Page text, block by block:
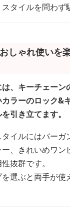
タイルを問わず
しゃれ使いを
、キーチェーン
ラーのロック&
引き立てます。
イルにはバーガ
、きれいめワン
抜群です。
選ぶと両手が使